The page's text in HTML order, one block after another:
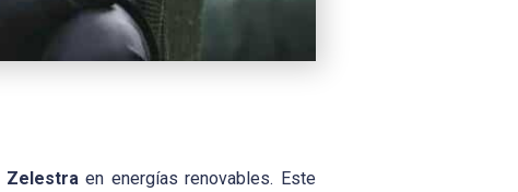
Zelestra en energías renovables. Este